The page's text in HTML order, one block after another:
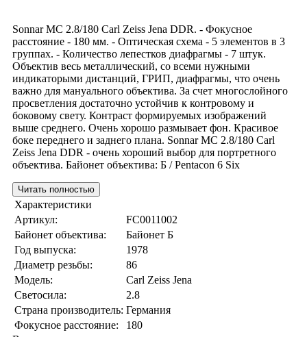
Sonnar МС 2.8/180 Carl Zeiss Jena DDR. - Фокусное
расстояние - 180 мм. - Оптическая схема - 5 элементов в 3
группах. - Количество лепестков диафрагмы - 7 штук.
Объектив весь металлический, со всеми нужными
индикаторыми дистанций, ГРИП, диафрагмы, что очень
важно для мануального объектива. За счет многослойного
просветления достаточно устойчив к контровому и
боковому свету. Контраст формируемых изображений
выше среднего. Очень хорошо размывает фон. Красивое
боке переднего и заднего плана. Sonnar МС 2.8/180 Carl
Zeiss Jena DDR - очень хороший выбор для портретного
объектива. Байонет объектива: Б / Pentacon 6 Six
Читать полностью
Характеристики
Артикул:
FC0011002
Байонет объектива:
Байонет Б
Год выпуска:
1978
Диаметр резьбы:
86
Модель:
Carl Zeiss Jena
Светосила:
2.8
Страна производитель: Германия
Фокусное расстояние:
180